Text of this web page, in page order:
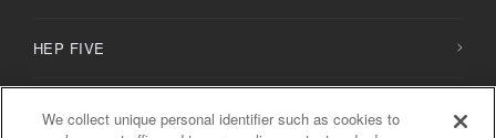
HEP FIVE
We collect unique personal identifier such as cookies to